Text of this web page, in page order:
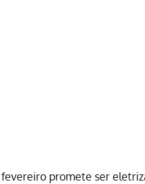
fevereiro promete ser